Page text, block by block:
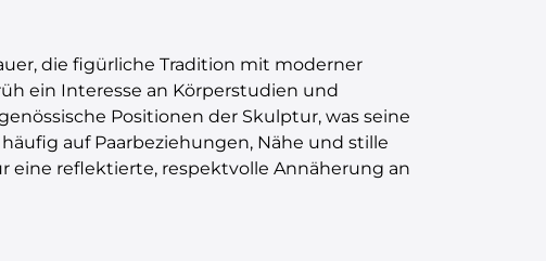
die figürliche Tradition mit moderner
ein Interesse an Körperstudien und
Positionen der Skulptur, was seine
auf Paarbeziehungen, Nähe und stille
eine reflektierte, respektvolle Annäherung an